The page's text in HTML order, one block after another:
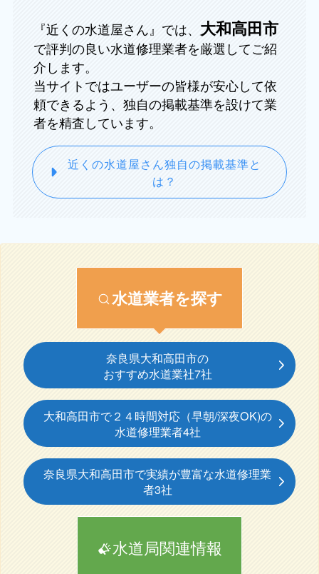
『近くの水道屋さん』では、 大和高田市
で評判の良い水道修理業者を厳選してご紹
介します。
当サイトではユーザーの皆様が安心して依
頼できるよう、独自の掲載基準を設けて業
者を精査しています。
近くの水道屋さん独自の掲載基準と
は？
水道業者を探す
奈良県大和高田市の
おすすめ水道業社7社
大和高田市で２４時間対応（早朝/深夜OK)の
水道修理業者4社
奈良県大和高田市で実績が豊富な水道修理業
者3社
水道局関連情報